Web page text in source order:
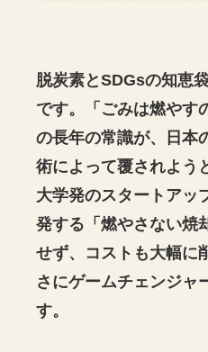
脱炭素とSDGsの知恵
です。「ごみは燃や
の長年の常識が、日本
術によって覆されよう
大学発のスタートアッ
発する「燃やさない焼
せず、コストも大幅に
さにゲームチェンジャ
す。